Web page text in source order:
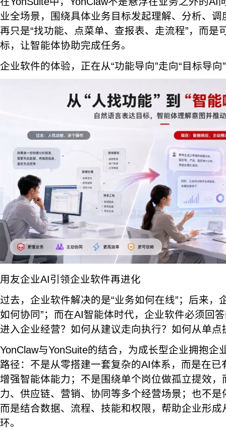
业全场景，围绕具体业务目标发起理解、分析、
再只是“找功能、点菜单、查报表、走流程”，而是
标，让智能体协助完成任务。
企业软件的体验，正在从“功能导向”走向“目标导向
用友企业AI引领企业软件再进化
过去，企业软件解决的是“业务如何在线”；后来，
如何协同”；而在AI智能体时代，企业软件必须回
进入企业经营？如何从建议走向执行？如何从单
YonClaw与YonSuite的结合，为成长型企业拥抱企
路径：不是从零搭建一套复杂的AI体系，而是在已
增强智能体能力；不是围绕单个岗位做孤立提效
力、供应链、营销、协同等多个经营场景；也不
而是结合数据、流程、技能和权限，帮助企业形
环。